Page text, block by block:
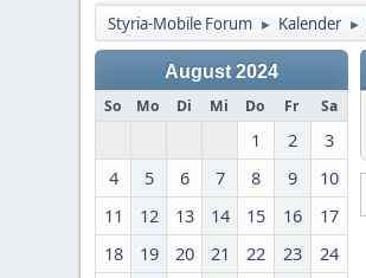
Styria-Mobile Forum ► Kalender ►
August 2024
So Mo Di Mi Do Fr Sa
1 2
3
4
5 6 7 8 9
10
11
12 13 14 15 16
17
18
19 20 21 22 23
24